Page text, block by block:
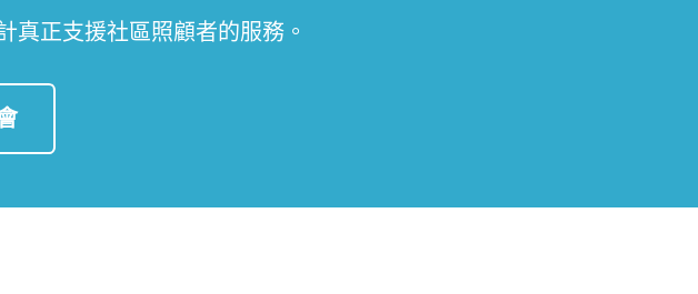
真正支援社區照顧者的服務。